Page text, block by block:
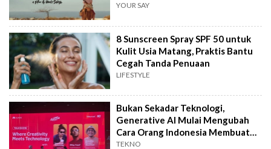
YOUR SAY
8 Sunscreen Spray SPF 50 untuk
Kulit Usia Matang, Praktis Bantu
Cegah Tanda Penuaan
LIFESTYLE
Bukan Sekadar Teknologi,
Generative AI Mulai Mengubah
Cara Orang Indonesia Membuat
Film
TEKNO